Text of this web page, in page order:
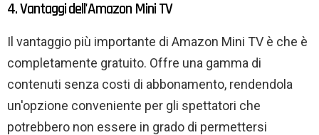
4. Vantaggi dell'Amazon Mini TV
Il vantaggio più importante di Amazon Mini TV è che è
completamente gratuito. Offre una gamma di
contenuti senza costi di abbonamento, rendendola
un'opzione conveniente per gli spettatori che
potrebbero non essere in grado di permettersi